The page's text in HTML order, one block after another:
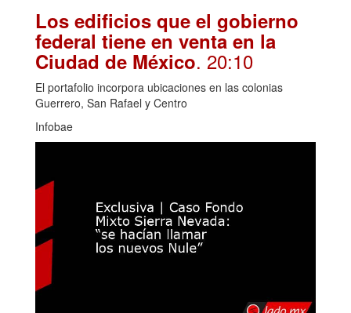
Los edificios que el gobierno
federal tiene en venta en la
Ciudad de México. 20:10
El portafolio incorpora ubicaciones en las colonias
Guerrero, San Rafael y Centro
Infobae